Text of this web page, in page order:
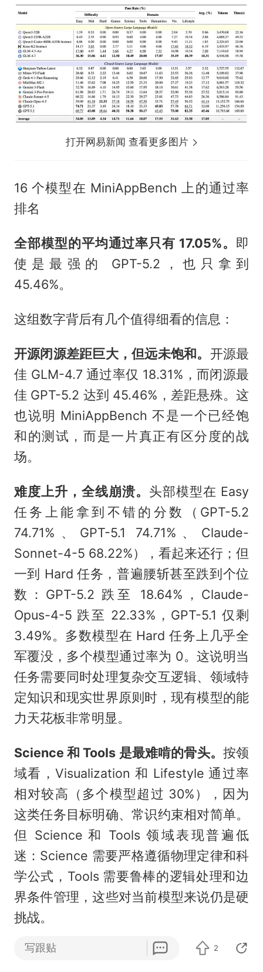
打开网易新闻 查看更多图片
16 个模型在 MiniAppBench 上的通过率
排名
全部模型的平均通过率只有 17.05%。 即
使是最强的 GPT-5.2，也只拿到
45.46%。
这组数字背后有几个值得细看的信息：
开源闭源差距巨大，但远未饱和。 开源最
佳 GLM-4.7 通过率仅 18.31%，而闭源最
佳 GPT-5.2 达到 45.46%，差距悬殊。这
也说明 MiniAppBench 不是一个已经饱
和的测试，而是一片真正有区分度的战
场。
难度上升，全线崩溃。 头部模型在 Easy
任务上能拿到不错的分数（GPT-5.2
74.71%、GPT-5.1 74.71%、Claude-
Sonnet-4-5 68.22%），看起来还行；但
一到 Hard 任务，普遍腰斩甚至跌到个位
数：GPT-5.2 跌至 18.64%，Claude-
Opus-4-5 跌至 22.33%，GPT-5.1 仅剩
3.49%。多数模型在 Hard 任务上几乎全
军覆没，多个模型通过率为 0。这说明当
任务需要同时处理复杂交互逻辑、领域特
定知识和现实世界原则时，现有模型的能
力天花板非常明显。
Science 和 Tools 是最难啃的骨头。 按领
域看，Visualization 和 Lifestyle 通过率
相对较高（多个模型超过 30%），因为
这类任务目标明确、常识约束相对简单。
但 Science 和 Tools 领域表现普遍低
迷：Science 需要严格遵循物理定律和科
学公式，Tools 需要鲁棒的逻辑处理和边
界条件管理，这些对当前模型来说仍是硬
挑战。
推理开销与性能正相关，但性价比差异显
写跟贴 2